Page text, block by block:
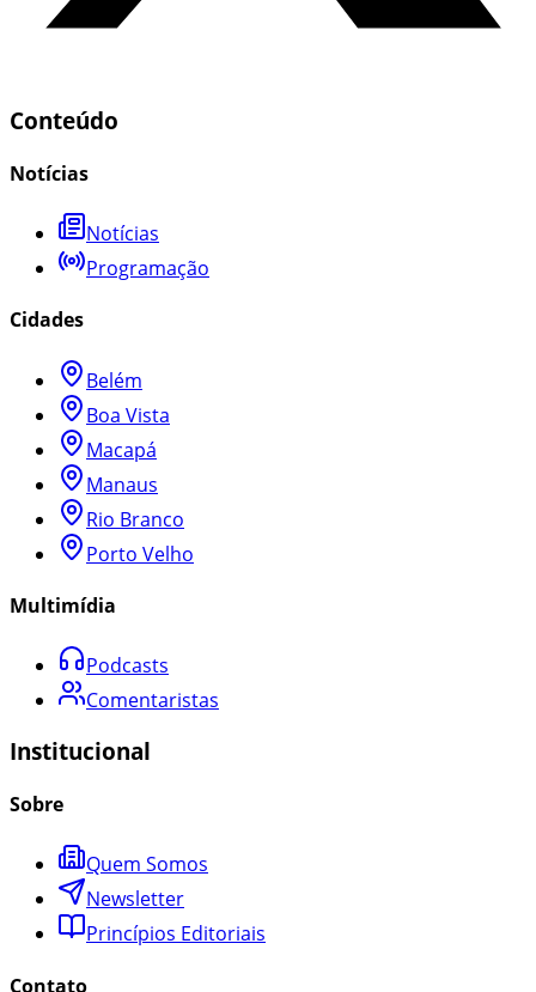
Conteúdo
Notícias
Notícias
Programação
Cidades
Belém
Boa Vista
Macapá
Manaus
Rio Branco
Porto Velho
Multimídia
Podcasts
Comentaristas
Institucional
Sobre
Quem Somos
Newsletter
Princípios Editoriais
Contato